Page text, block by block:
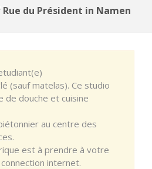
Rue du Président in Namen
(sauf matelas). Ce studio
de douche et cuisine
au centre des
est à prendre à votre
internet.